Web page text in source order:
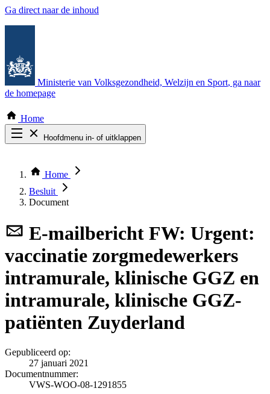
Ga direct naar de inhoud
Ministerie van Volksgezondheid, Welzijn en Sport, ga naar
de homepage
Home
Hoofdmenu in- of uitklappen
Thema COVID-19
Bekijk per bestuursorgaan
Home
Besluit
Document
E-mailbericht FW: Urgent:
vaccinatie zorgmedewerkers
intramurale, klinische GGZ en
intramurale, klinische GGZ-
patiënten Zuyderland
Gepubliceerd op:
27 januari 2021
Documentnummer:
VWS-WOO-08-1291855